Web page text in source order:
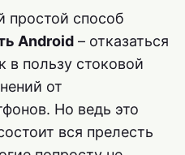
простой способ
Android – отказаться
в пользу стоковой
от
Но ведь это
вся прелесть